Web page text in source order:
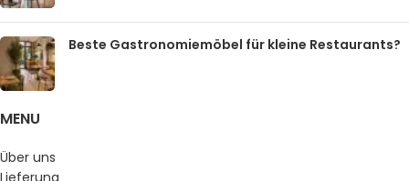
Beste Gastronomiemöbel für kleine Restaurants?
MENU
Über uns
Lieferung